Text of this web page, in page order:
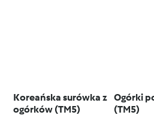
Koreańska surówka z
ogórków (TM5)
Ogórki
(TM5)